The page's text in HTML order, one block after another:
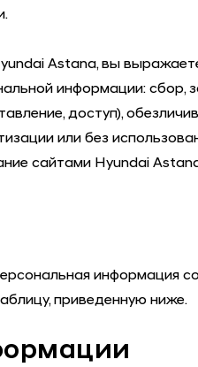
Astana, вы
информации: сбор,
доступ),
или без
сайтами Hyundai
информация
приведенную ниже.